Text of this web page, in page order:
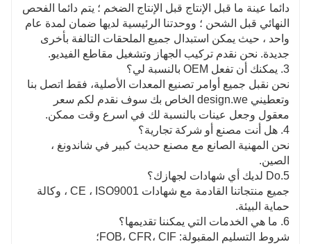
دائما عينة ما قبل الإنتاج قبل الإنتاج الضخم ؛ يتم دائما الفحص
النهائي قبل الشحن ؛ ووحدتنا الرئيسية لديها ضمان لمدة عام
واحد ، حيث يمكن استبدال جميع الملحقات التالفة بأخرى
جديدة. نحن نقدم تركيب الجهاز وتشغيل مقاطع الفيديو.
3. يمكنك أن تفعل OEM بالنسبة لي؟
نحن نقبل جميع أوامر تصنيع المعدات الأصلية، فقط اتصل بنا
وتعطيني design.we الخاص بك سوف نقدم لكم سعر
معقول وجعل عينات بالنسبة لك في اسرع وقت ممكن.
4. هل أنت مصنع أو شركة تجارية؟
نحن المهنية الصانع مع مصنع حديث كبير في شاندونغ ،
الصين.
5.Do لديك أي شهادات لجهازك؟
جميع منتجاتنا القادمة مع شهادات CE ، ISO9001 ، وكالة
حماية البيئة.
6. ما هي الخدمات التي يمكننا تقديمها؟
شروط التسليم المقبولة: FOB، CFR، CIF؛